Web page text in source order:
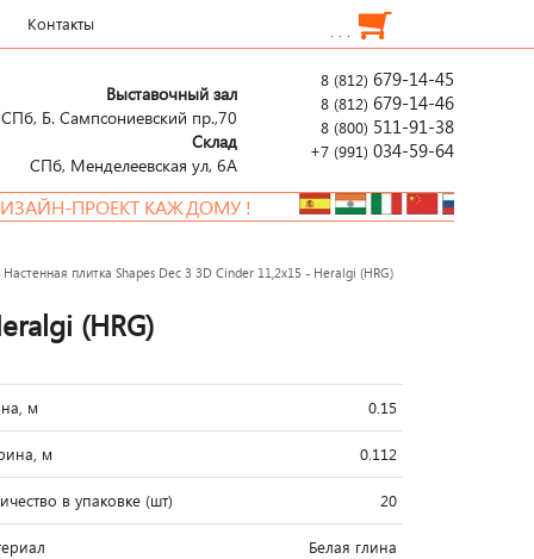
Контакты . . .
8 (812) 679-14-45
8 (812) 679-14-46
8 (800) 511-91-38
+7 (991) 034-59-64
Выставочный зал
СПб, Б. Сампсониевский пр.,70
Склад
СПб, Менделеевcкая ул, 6А
КАЖДОМУ !
Настенная плитка Shapes Dec 3 3D Cinder 11,2x15 - Heralgi (HRG)
(HRG)
м 0.15
м 0.112
в упаковке (шт) 20
Белая глина